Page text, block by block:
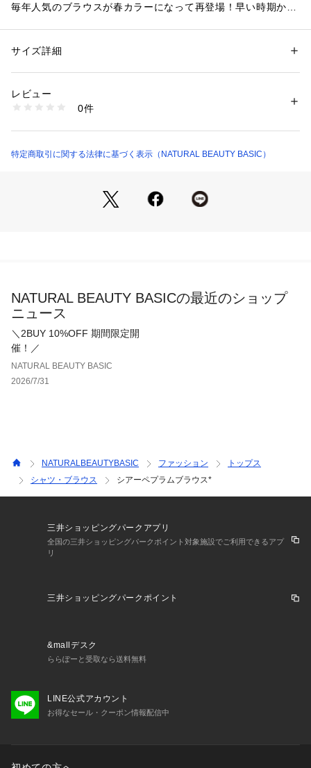
毎年人気のブラウスが春カラーになって再登場！早い時期から
もOFFスタイルにも使いやすい、品のあるペプラムシルエット
＜詳細＞
透け感・あり / 光沢・なし / 伸縮性・なし
性別：レディース
素材：（外側）ポリエステル 100%（内側）ポリエステル 100%
洗濯：40℃非常に弱い 漂白× アイロン150℃ ドライ弱い タンブル乾燥×
吊り干し ウェット非常に弱い
商品番号：1100700000995 （モール）
サイズ詳細
レビュー
0件
特定商取引に関する法律に基づく表示（NATURAL BEAUTY BASIC）
NATURAL BEAUTY BASICの最近のショップ
ニュース
＼2BUY 10%OFF 期間限定開
催！／
NATURAL BEAUTY BASIC
2026/7/31
NATURALBEAUTYBASIC ファッション
トップス
シャツ・ブラウス
シアーペプラムブラウス*
三井ショッピングパークアプリ
全国の三井ショッピングパークポイント対象施設でご利用できるアプ
リ
三井ショッピングパークポイント
&mallデスク
ららぽーと受取なら送料無料
LINE公式アカウント
お得なセール・クーポン情報配信中